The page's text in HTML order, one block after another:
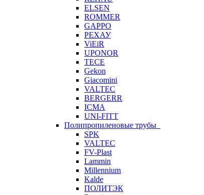
ELSEN
ROMMER
GAPPO
РЕХАУ
ViEiR
UPONOR
TECE
Gekon
Giacomini
VALTEC
BERGERR
ICMA
UNI-FITT
Полипропиленовые трубы
SPK
VALTEC
FV-Plast
Lammin
Millennium
Kalde
ПОЛИТЭК